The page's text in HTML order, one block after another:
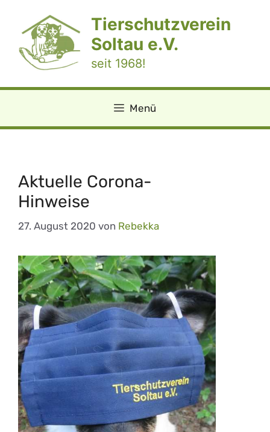
springen
Tierschutzverein
Soltau e.V.
seit 1968!
Menü
Aktuelle Corona-
Hinweise
27. August 2020 von Rebekka